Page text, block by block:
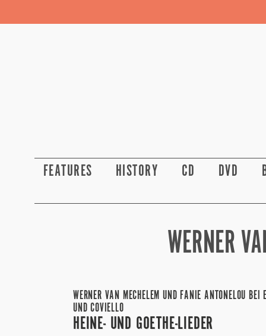
FEATURES HISTORY CD DVD
WERNER
WERNER VAN MECHELEM UND FANIE ANTONELOU BEI
UND COVIELLO
HEINE- UND GOETHE-LIEDER